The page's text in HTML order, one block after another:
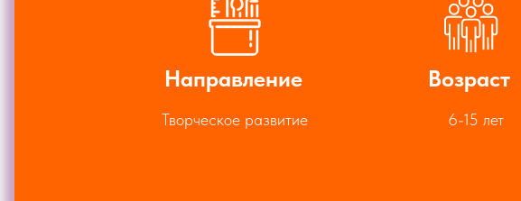
Направление
Творческое развитие
Возраст
6-15 лет